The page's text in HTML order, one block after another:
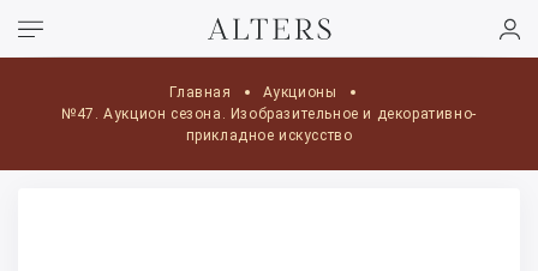
Главная
Аукционы
№47. Аукцион сезона. Изобразительное и декоративно-
прикладное искусство